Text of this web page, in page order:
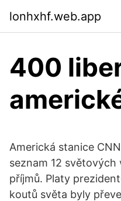
lonhxhf.web.app
400
Americká stanice
seznam 12
příjmů. Platy
koutů světa byly